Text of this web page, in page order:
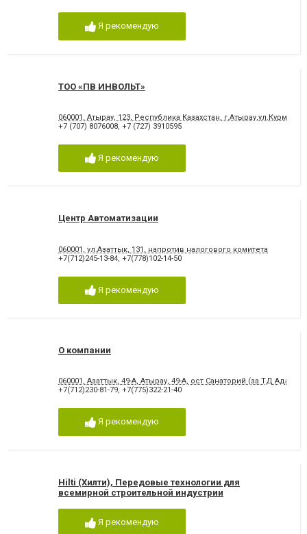
Я рекомендую
ТОО «ПВ ИНВОЛЬТ»
060001, Атырау, 123, Республика Казахстан,
+7 (707) 8076008, +7 (727) 3910595
Я рекомендую
Центр Автоматизации
060001, ул.Азаттык, 131, напротив налогового комитета
+7(712)245-13-84 +7(778)102-14-50
Я рекомендую
О компании
060001, Азаттык, 49-А, Атырау, 49-А, ост Санаторий (за ТД Адал,
+7(712)230-81-79, +7(775)322-21-40
Я рекомендую
Hilti (Хилти), Передовые технологии для
всемирной строительной индустрии
Я рекомендую